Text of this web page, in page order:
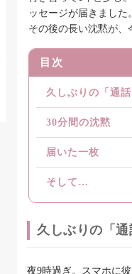
ッセージが届きました
その後の長い沈黙が、
目次
久しぶりの「通話
30分間の沈黙
届いた一枚
そして…
久しぶりの「通
夜9時過ぎ。スマホに